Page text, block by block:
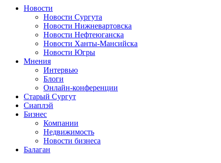
Новости
Новости Сургута
Новости Нижневартовска
Новости Нефтеюганска
Новости Ханты-Мансийска
Новости Югры
Мнения
Интервью
Блоги
Онлайн-конференции
Старый Сургут
Сиаплэй
Бизнес
Компании
Недвижимость
Новости бизнеса
Балаган